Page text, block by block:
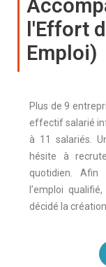
l'Effort
Emploi)
Plus de 9
effectif salarié
à 11 salariés.
hésite à
quotidien.
l’emploi
décidé la création